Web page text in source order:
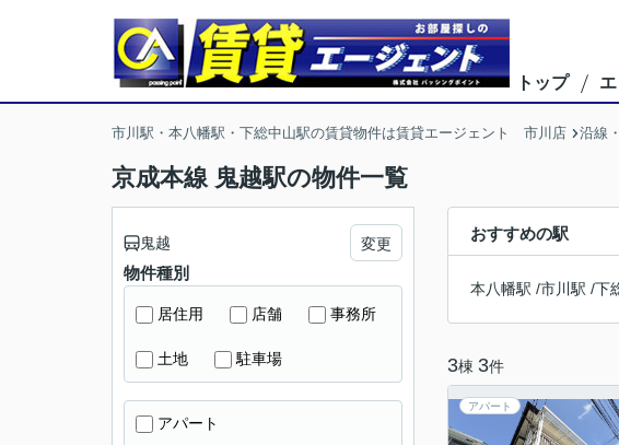
トップ
市川駅・本八幡駅・下総中山駅の賃貸物件は賃貸エージェント 市川店 沿線
京成本線 鬼越駅の物件一覧
おすすめの駅
本八幡駅 /市川駅 /下
3棟 3件
アパート
鬼越 変更
物件種別
居住用 店舗 事務所
土地 駐車場
アパート